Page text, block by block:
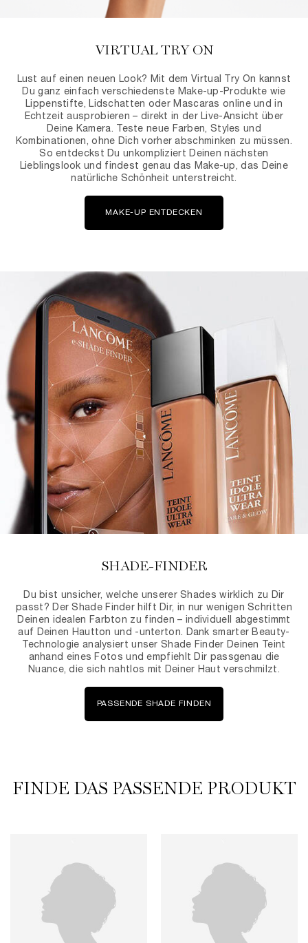
VIRTUAL TRY ON
Lust auf einen neuen Look? Mit dem Virtual Try On kannst
Du ganz einfach verschiedenste Make-up-Produkte wie
Lippenstifte, Lidschatten oder Mascaras online und in
Echtzeit ausprobieren – direkt in der Live-Ansicht über
Deine Kamera. Teste neue Farben, Styles und
Kombinationen, ohne Dich vorher abschminken zu müssen.
So entdeckst Du unkompliziert Deinen nächsten
Lieblingslook und findest genau das Make-up, das Deine
natürliche Schönheit unterstreicht.
MAKE-UP ENTDECKEN
SHADE-FINDER
Du bist unsicher, welche unserer Shades wirklich zu Dir
passt? Der Shade Finder hilft Dir, in nur wenigen Schritten
Deinen idealen Farbton zu finden – individuell abgestimmt
auf Deinen Hautton und -unterton. Dank smarter Beauty-
Technologie analysiert unser Shade Finder Deinen Teint
anhand eines Fotos und empfiehlt Dir passgenau die
Nuance, die sich nahtlos mit Deiner Haut verschmilzt.
PASSENDE SHADE FINDEN
FINDE DAS PASSENDE PRODUKT